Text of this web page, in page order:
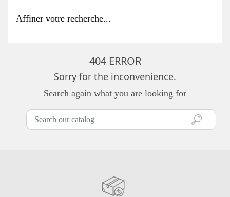
Affiner votre recherche...
404 ERROR
Sorry for the inconvenience.
Search again what you are looking for